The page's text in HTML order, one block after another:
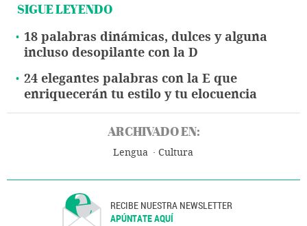
SIGUE LEYENDO
18 palabras dinámicas, dulces y alguna
incluso desopilante con la D
24 elegantes palabras con la E que
enriquecerán tu estilo y tu elocuencia
ARCHIVADO EN:
Lengua Cultura
RECIBE NUESTRA NEWSLETTER
APÚNTATE AQUÍ